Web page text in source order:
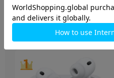
イヤホン・スピーカー